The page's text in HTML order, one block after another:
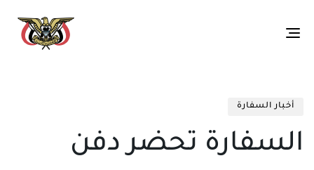
Toggle
أخبار السفارة
السفارة تحضر دفن